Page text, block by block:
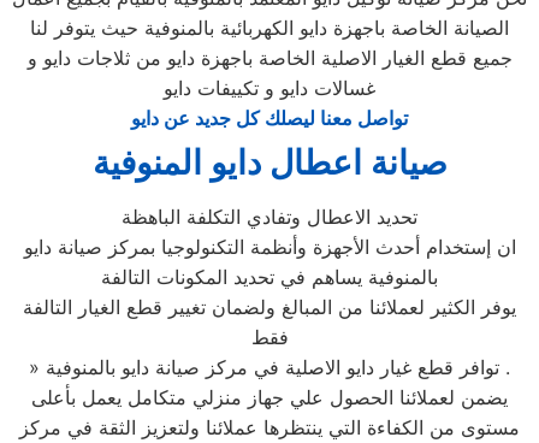
الصيانة الخاصة باجهزة دايو الكهربائية بالمنوفية حيث يتوفر لنا
جميع قطع الغيار الاصلية الخاصة باجهزة دايو من ثلاجات دايو و
غسالات دايو و تكييفات دايو
تواصل معنا ليصلك كل جديد عن دايو
صيانة اعطال دايو المنوفية
تحديد الاعطال وتفادي التكلفة الباهظة
ان إستخدام أحدث الأجهزة وأنظمة التكنولوجيا بمركز صيانة دايو
بالمنوفية يساهم في تحديد المكونات التالفة
يوفر الكثير لعملائنا من المبالغ ولضمان تغيير قطع الغيار التالفة
فقط
» توافر قطع غيار دايو الاصلية في مركز صيانة دايو بالمنوفية .
يضمن لعملائنا الحصول علي جهاز منزلي متكامل يعمل بأعلى
مستوى من الكفاءة التي ينتظرها عملائنا ولتعزيز الثقة في مركز